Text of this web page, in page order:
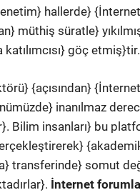
hallerde}
müthiş süratle}
göç etmiş}tir.
{açısından}
inanılmaz
Bilim insanları} bu
transferinde} somut
İnternet